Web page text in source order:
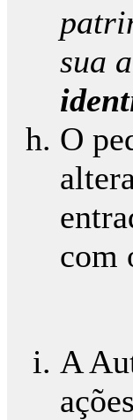
sua
O
com
A